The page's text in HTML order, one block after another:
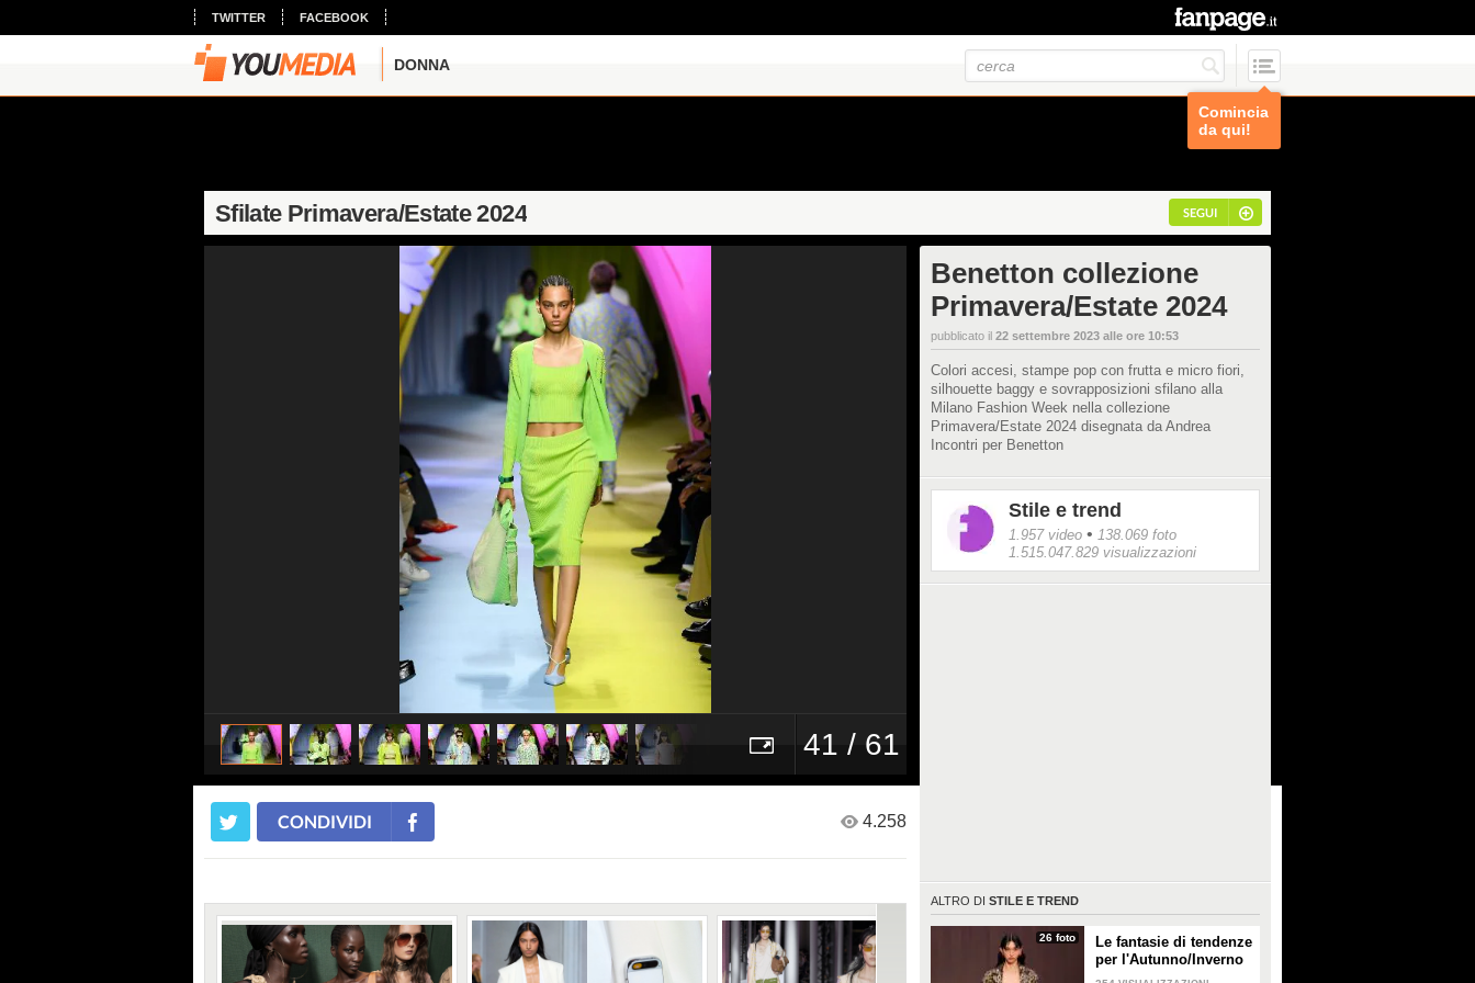
TWITTER FACEBOOK
DONNA
Comincia
da qui!
Sfilate Primavera/Estate 2024 SEGUI
41 / 61
Benetton collezione
Primavera/Estate 2024
pubblicato il 22 settembre 2023 alle ore 10:53
Colori accesi, stampe pop con frutta e micro fiori,
silhouette baggy e sovrapposizioni sfilano alla
Milano Fashion Week nella collezione
Primavera/Estate 2024 disegnata da Andrea
Incontri per Benetton
Stile e trend
1.957 video • 138.069 foto
1.515.047.829 visualizzazioni
ALTRO DI STILE E TREND
26 foto
Le fantasie di tendenze
per l'Autunno/Inverno
2026-2027
CONDIVIDI 4.258